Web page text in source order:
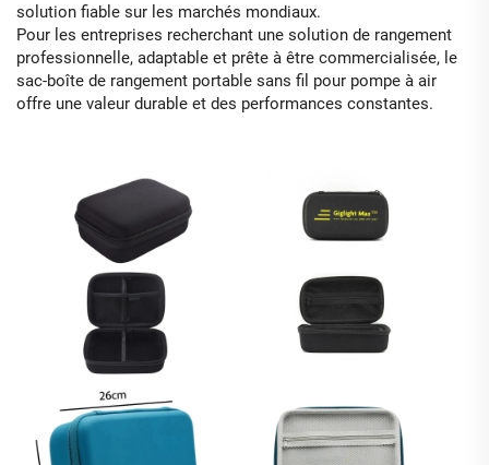
solution fiable sur les marchés mondiaux.
Pour les entreprises recherchant une solution de rangement
professionnelle, adaptable et prête à être commercialisée, le
sac-boîte de rangement portable sans fil pour pompe à air
offre une valeur durable et des performances constantes.